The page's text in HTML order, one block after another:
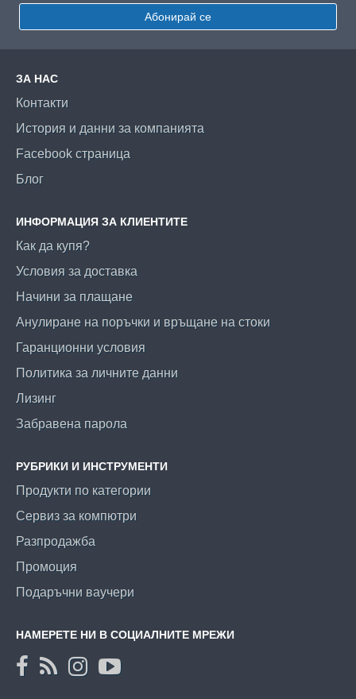
Абонирай се
ЗА НАС
Контакти
История и данни за компанията
Facebook страница
Блог
ИНФОРМАЦИЯ ЗА КЛИЕНТИТЕ
Как да купя?
Условия за доставка
Начини за плащане
Анулиране на поръчки и връщане на стоки
Гаранционни условия
Политика за личните данни
Лизинг
Забравена парола
РУБРИКИ И ИНСТРУМЕНТИ
Продукти по категории
Сервиз за компютри
Разпродажба
Промоция
Подаръчни ваучери
НАМЕРЕТЕ НИ В СОЦИАЛНИТЕ МРЕЖИ